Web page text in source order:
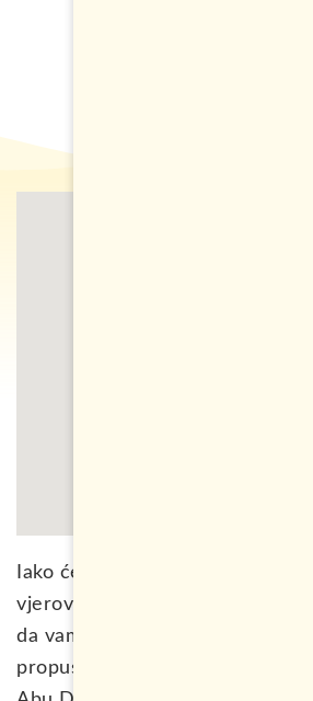
Iako će većina ljudi prilikom
vjerovatno obići samo Dubai, u
da vam pokažem zbog čega
propustiti posjetiti prestonicu